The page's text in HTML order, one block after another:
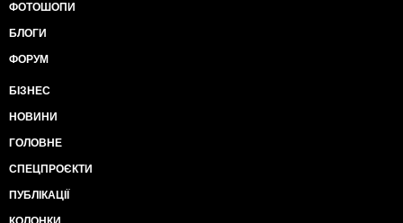
ФОТОШОПИ
БЛОГИ
ФОРУМ
БІЗНЕС
НОВИНИ
ГОЛОВНЕ
СПЕЦПРОЄКТИ
ПУБЛІКАЦІЇ